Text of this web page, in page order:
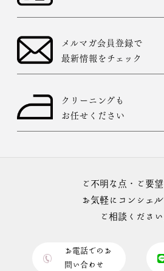
メルマガ会員登録で
最新情報をチェック
クリーニングも
お任せください
ご不明な点・ご要望
お気軽にコンシェ
ご相談ください
お電話でのお
問い合わせ